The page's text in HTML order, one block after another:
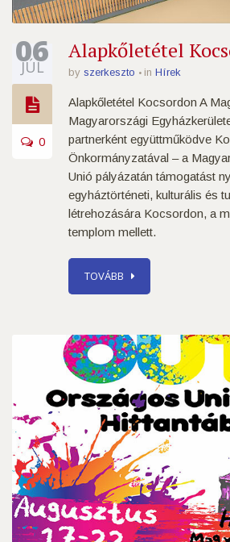
06
JÚL
0
Alapkőletétel
by szerkeszto in Hírek
Alapkőletétel Kocsordon A
Magyarországi
partnerként együttműködve
Önkormányzatával – a
Unió pályázatán támogatást
egyháztörténeti, kulturális és
létrehozására Kocsordon, a
templom mellett.
TOVÁBB